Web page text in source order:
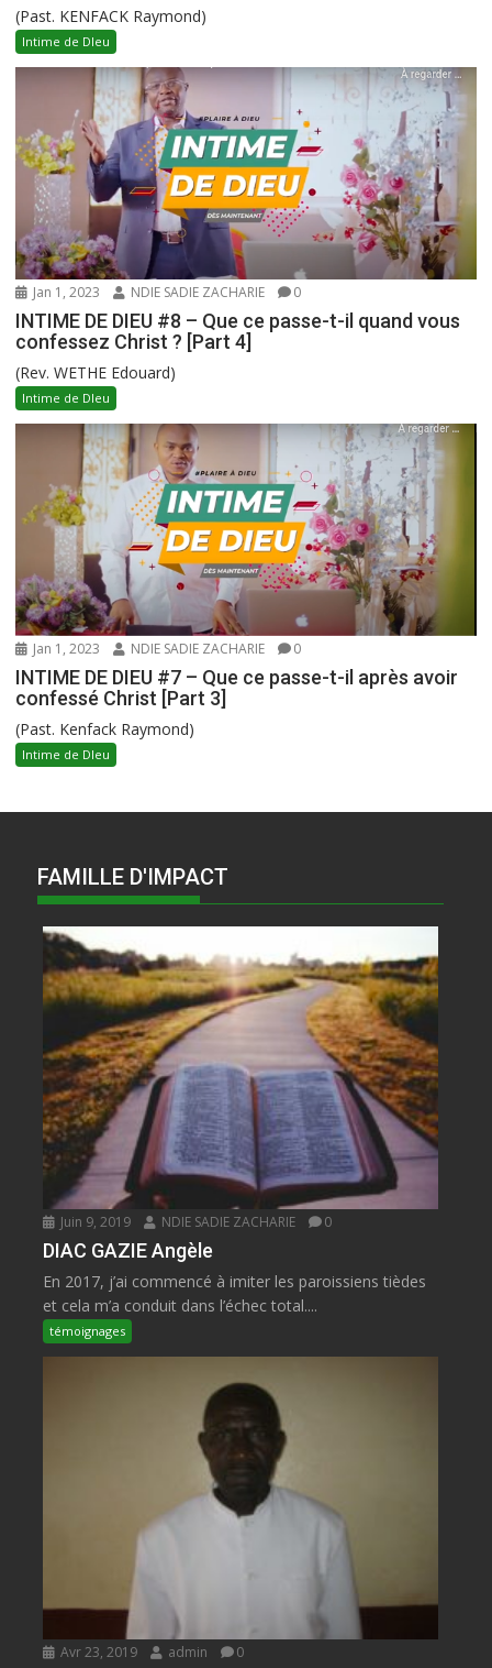
(Past. KENFACK Raymond)
Intime de DIeu
Jan 1, 2023 NDIE SADIE ZACHARIE 0
INTIME DE DIEU #8 – Que ce passe-t-il quand vous
confessez Christ ? [Part 4]
(Rev. WETHE Edouard)
Intime de DIeu
Jan 1, 2023 NDIE SADIE ZACHARIE 0
INTIME DE DIEU #7 – Que ce passe-t-il après avoir
confessé Christ [Part 3]
(Past. Kenfack Raymond)
Intime de DIeu
FAMILLE D'IMPACT
Juin 9, 2019 NDIE SADIE ZACHARIE 0
DIAC GAZIE Angèle
En 2017, j’ai commencé à imiter les paroissiens tièdes
et cela m’a conduit dans l’échec total....
témoignages
Avr 23, 2019 admin 0